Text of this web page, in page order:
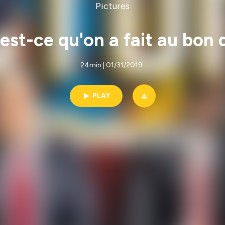
Pictures
ce qu'on a fait au bon
24min | 01/31/2019
PLAY